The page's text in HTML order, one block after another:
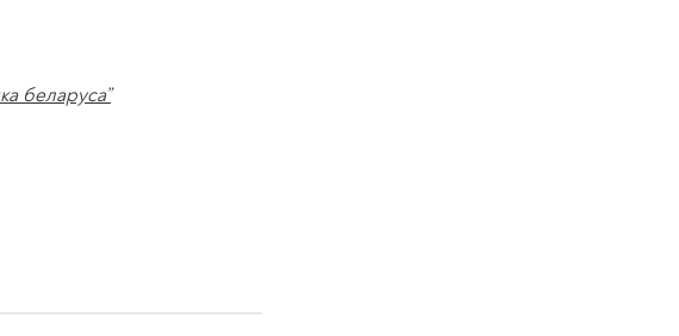
беларуса”